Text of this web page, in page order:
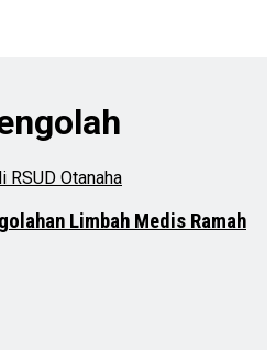
Limbah Medis Ramah